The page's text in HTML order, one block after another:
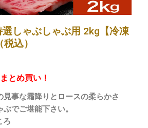
しゃぶしゃぶ用 2kg【冷凍
込）
とめ買い！
見事な霜降りとロースの柔らかさ
でご堪能下さい。
ろ